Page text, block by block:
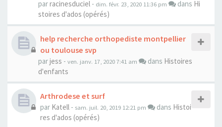
parracinesduciel - dim. févr. 23, 2020 11:36 pm dans Hi
stoires d'ados (opérés)
help recherche orthopediste montpellier
ou toulouse svp
parjess - ven. janv. 17, 2020 7:41 am dans Histoires
d'enfants
Arthrodese et surf
par Katell - sam. juil. 20, 2019 12:21 pm dans Histoi
res d'ados (opérés)